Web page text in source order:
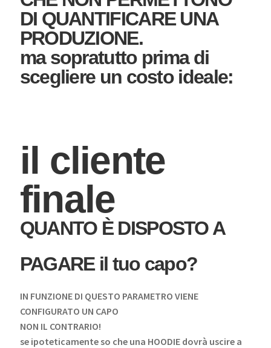
DI QUANTIFICARE UNA
PRODUZIONE.
ma sopratutto prima di
scegliere un costo ideale:
il cliente
finale
QUANTO È DISPOSTO A
PAGARE il tuo capo?
IN FUNZIONE DI QUESTO PARAMETRO VIENE
CONFIGURATO UN CAPO
NON IL CONTRARIO!
se ipoteticamente so che una HOODIE dovrà uscire a